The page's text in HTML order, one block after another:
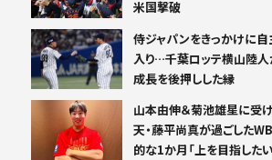
米国撃破
侍ジャパンをきっかけに
入り…千葉ロッテ横山陸
成長を後押しした縁
山本由伸＆菊池雄星に
天・藤平尚真が過ごした
的な1か月「上を目指したい